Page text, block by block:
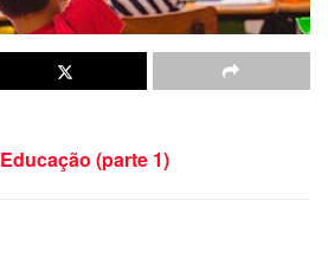
Educação (parte 1)